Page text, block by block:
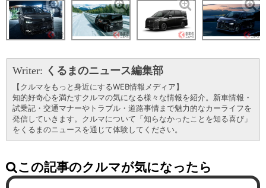
Writer: くるまのニュース編集部
【クルマをもっと身近にするWEB情報メディア】
知的好奇心を満たすクルマの気になる様々な情報を紹介。新車情報・
試乗記・交通マナーやトラブル・道路事情まで魅力的なカーライフを
発信していきます。クルマについて「知らなかったことを知る喜び」
をくるまのニュースを通じて体験してください。
この記事のクルマが気になったら